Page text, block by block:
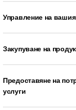
Управление на
Закупуване на
Предоставяне на
услуги